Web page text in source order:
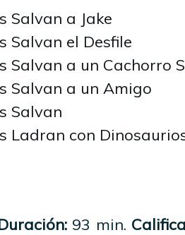
Salvan a Jake
Salvan el Desfile
Salvan a un Cachorro
Salvan a un Amigo
Salvan
Ladran con
93 min.